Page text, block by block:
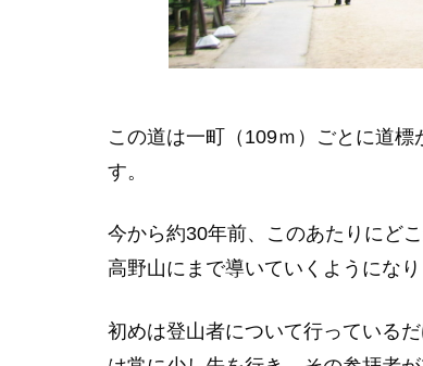
この道は一町（109ｍ）ごとに道
す。
今から約30年前、このあたりにど
高野山にまで導いていくようになり
初めは登山者について行っている